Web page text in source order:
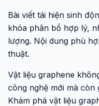
Bài viết tái hiện sinh
khóa phân bổ hợp lý,
lượng. Nội dung phù
thuật.
Vật liệu graphene
công nghệ mới mà còn
Khám phá vật liệu